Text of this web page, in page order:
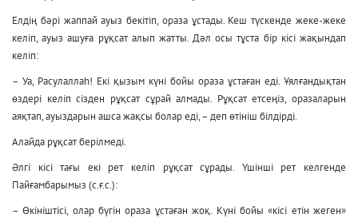
Елдің бәрі жаппай ауыз бекітіп, ораза ұстады. Кеш түскенде жеке-жеке
келіп, ауыз ашуға рұқсат алып жатты. Дәл осы тұста бір кісі жақындап
келіп:
– Уа, Расулаллаһ! Екі қызым күні бойы ораза ұстаған еді. Ұялғандықтан
өздері келіп сізден рұқсат сұрай алмады. Рұқсат етсеңіз, оразаларын
аяқтап, ауыздарын ашса жақсы болар еді, – деп өтініш білдірді.
Алайда рұқсат берілмеді.
Әлгі кісі тағы екі рет келіп рұқсат сұрады. Үшінші рет келгенде
Пайғамбарымыз (с.ғ.с.):
– Өкініштісі, олар бүгін ораза ұстаған жоқ. Күні бойы «кісі етін жеген»